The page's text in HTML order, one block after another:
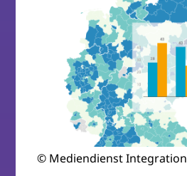
© Mediendienst Integration